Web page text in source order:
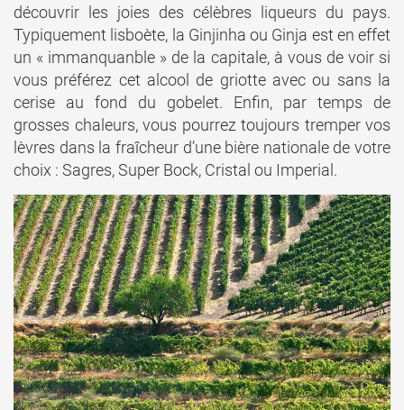
découvrir les joies des célèbres liqueurs du pays.
Typiquement lisboète, la Ginjinha ou Ginja est en effet
un « immanquanble » de la capitale, à vous de voir si
vous préférez cet alcool de griotte avec ou sans la
cerise au fond du gobelet. Enfin, par temps de
grosses chaleurs, vous pourrez toujours tremper vos
lèvres dans la fraîcheur d’une bière nationale de votre
choix : Sagres, Super Bock, Cristal ou Imperial.